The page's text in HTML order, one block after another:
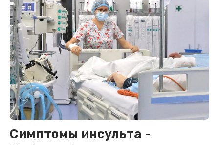
Симптомы инсульта -